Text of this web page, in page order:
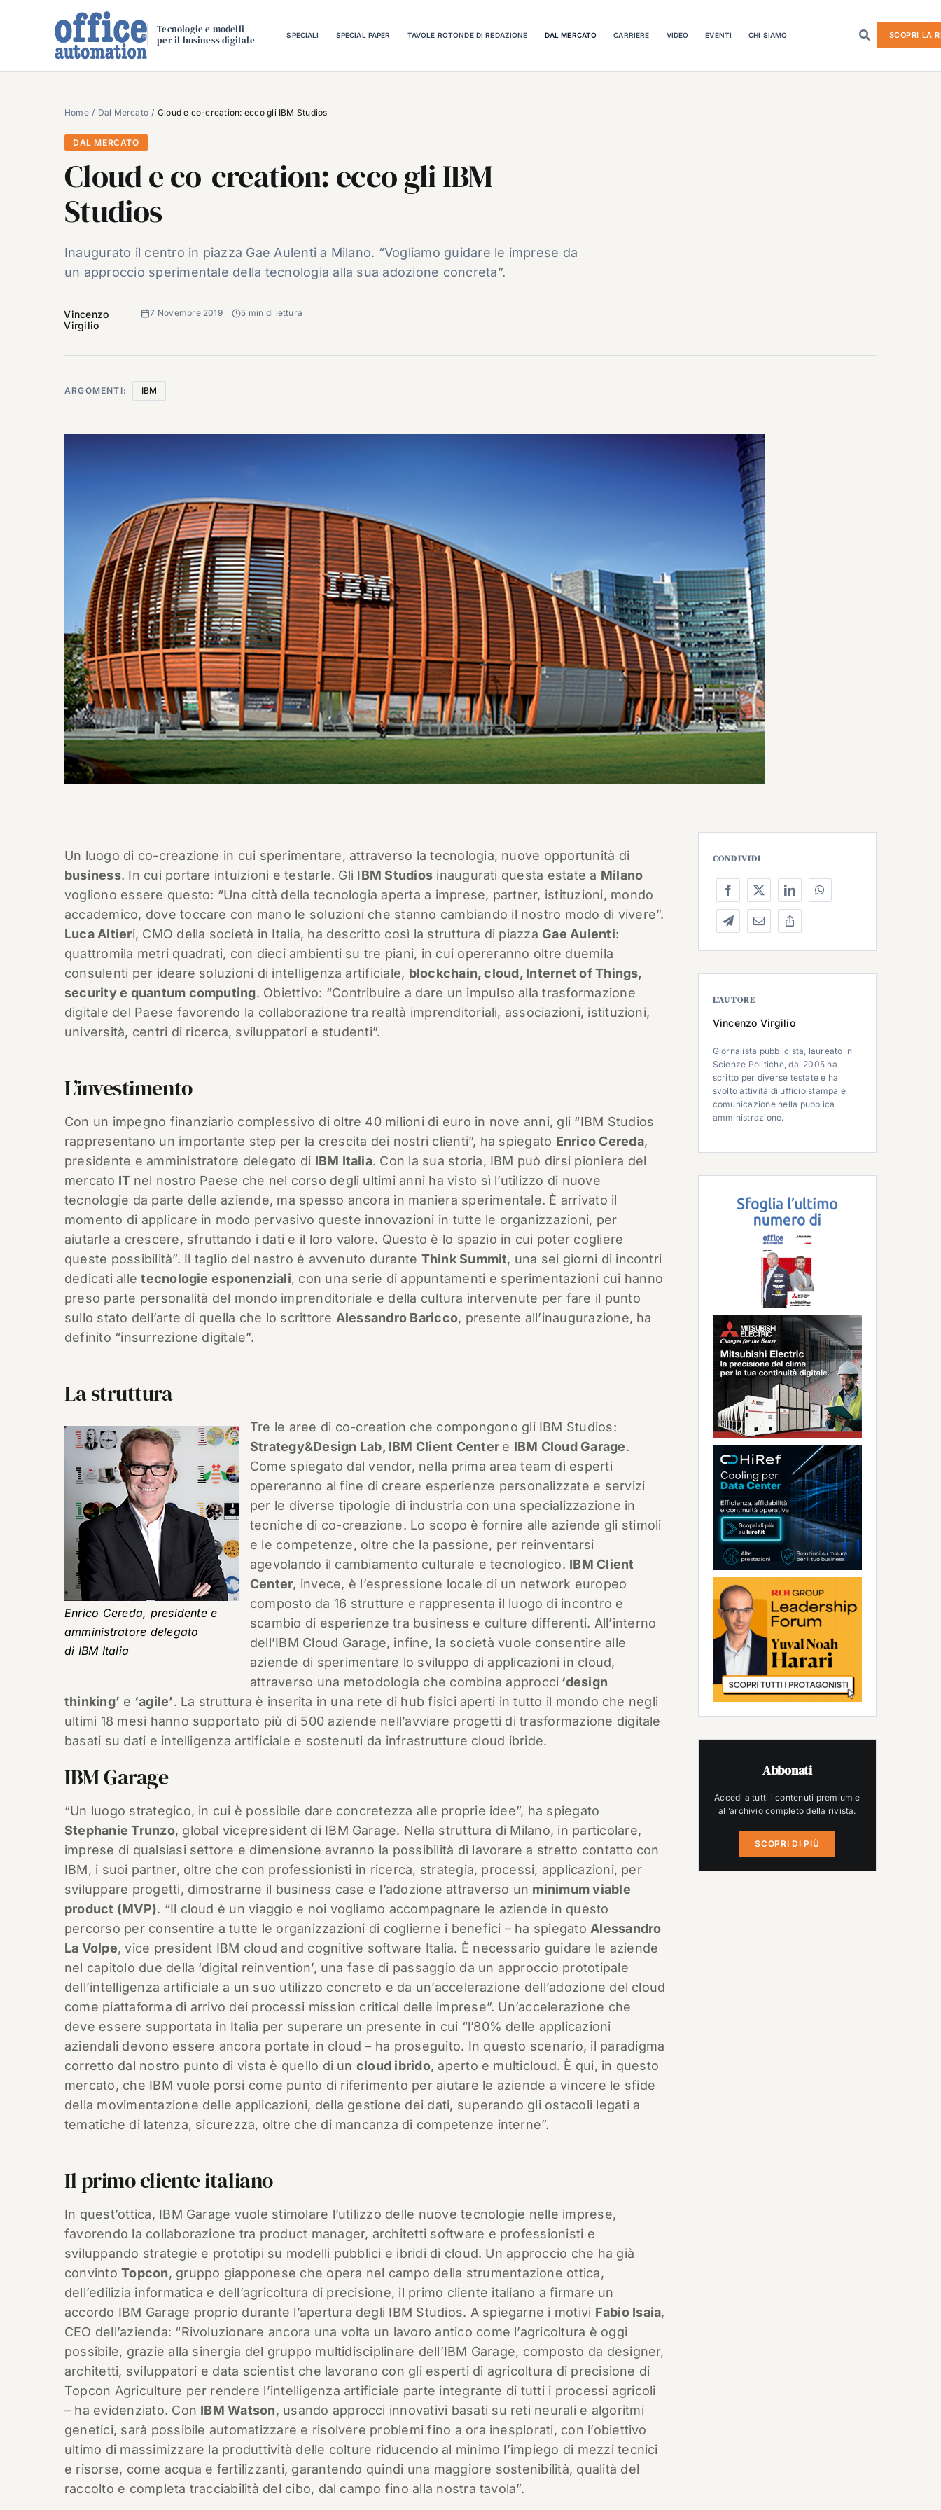
Tecnologie e modelli
per il business digitale
SPECIALI SPECIAL PAPER TAVOLE ROTONDE DI REDAZIONE DAL MERCATO CARRIERE VIDEO EVENTI CHI SIAMO SCOPRI LA
Home Dal Mercato Cloud e co-creation: ecco gli IBM Studios
DAL MERCATO
Cloud e co-creation: ecco gli IBM
Studios
Inaugurato il centro in piazza Gae Aulenti a Milano. “Vogliamo guidare le imprese da
un approccio sperimentale della tecnologia alla sua adozione concreta”.
Vincenzo
Virgilio
7 Novembre 2019 5 min di lettura
ARGOMENTI: IBM
Un luogo di co-creazione in cui sperimentare, attraverso la tecnologia, nuove opportunità di
business. In cui portare intuizioni e testarle. Gli IBM Studios inaugurati questa estate a Milano
vogliono essere questo: “Una città della tecnologia aperta a imprese, partner, istituzioni, mondo
accademico, dove toccare con mano le soluzioni che stanno cambiando il nostro modo di vivere”.
Luca Altieri, CMO della società in Italia, ha descritto così la struttura di piazza Gae Aulenti:
quattromila metri quadrati, con dieci ambienti su tre piani, in cui opereranno oltre duemila
consulenti per ideare soluzioni di intelligenza artificiale, blockchain, cloud, Internet of Things,
security e quantum computing. Obiettivo: “Contribuire a dare un impulso alla trasformazione
digitale del Paese favorendo la collaborazione tra realtà imprenditoriali, associazioni, istituzioni,
università, centri di ricerca, sviluppatori e studenti”.
L’investimento
Con un impegno finanziario complessivo di oltre 40 milioni di euro in nove anni, gli “IBM Studios
rappresentano un importante step per la crescita dei nostri clienti”, ha spiegato Enrico Cereda,
presidente e amministratore delegato di IBM Italia. Con la sua storia, IBM può dirsi pioniera del
mercato IT nel nostro Paese che nel corso degli ultimi anni ha visto sì l’utilizzo di nuove
tecnologie da parte delle aziende, ma spesso ancora in maniera sperimentale. È arrivato il
momento di applicare in modo pervasivo queste innovazioni in tutte le organizzazioni, per
aiutarle a crescere, sfruttando i dati e il loro valore. Questo è lo spazio in cui poter cogliere
queste possibilità”. Il taglio del nastro è avvenuto durante Think Summit, una sei giorni di incontri
dedicati alletecnologie esponenziali, con una serie di appuntamenti e sperimentazioni cui hanno
preso parte personalità del mondo imprenditoriale e della cultura intervenute per fare il punto
sullo stato dell’arte di quella che lo scrittore Alessandro Baricco, presente all’inaugurazione, ha
definito “insurrezione digitale”.
La struttura
Enrico Cereda, presidente e
amministratore delegato
di IBM Italia
Tre le aree di co-creation che compongono gli IBM Studios:
Strategy&Design Lab, IBM Client Center e IBM Cloud Garage.
Come spiegato dal vendor, nella prima area team di esperti
opereranno al fine di creare esperienze personalizzate e servizi
per le diverse tipologie di industria con una specializzazione in
tecniche di co-creazione. Lo scopo è fornire alle aziende gli stimoli
e le competenze, oltre che la passione, per reinventarsi
agevolando il cambiamento culturale e tecnologico. IBM Client
Center, invece, è l’espressione locale di un network europeo
composto da 16 strutture e rappresenta il luogo di incontro e
scambio di esperienze tra business e culture differenti. All’interno
dell’IBM Cloud Garage, infine, la società vuole consentire alle
aziende di sperimentare lo sviluppo di applicazioni in cloud,
attraverso una metodologia che combina approcci ‘design
thinking’ e ‘agile’. La struttura è inserita in una rete di hub fisici aperti in tutto il mondo che negli
ultimi 18 mesi hanno supportato più di 500 aziende nell’avviare progetti di trasformazione digitale
basati su dati e intelligenza artificiale e sostenuti da infrastrutture cloud ibride.
IBM Garage
“Un luogo strategico, in cui è possibile dare concretezza alle proprie idee”, ha spiegato
Stephanie Trunzo, global vicepresident di IBM Garage. Nella struttura di Milano, in particolare,
imprese di qualsiasi settore e dimensione avranno la possibilità di lavorare a stretto contatto con
IBM, i suoi partner, oltre che con professionisti in ricerca, strategia, processi, applicazioni, per
sviluppare progetti, dimostrarne il business case e l’adozione attraverso un minimum viable
product (MVP). “Il cloud è un viaggio e noi vogliamo accompagnare le aziende in questo
percorso per consentire a tutte le organizzazioni di coglierne i benefici – ha spiegato Alessandro
La Volpe, vice president IBM cloud and cognitive software Italia. È necessario guidare le aziende
nel capitolo due della ‘digital reinvention’, una fase di passaggio da un approccio prototipale
dell’intelligenza artificiale a un suo utilizzo concreto e da un’accelerazione dell’adozione del cloud
come piattaforma di arrivo dei processi mission critical delle imprese”. Un’accelerazione che
deve essere supportata in Italia per superare un presente in cui “l’80% delle applicazioni
aziendali devono essere ancora portate in cloud – ha proseguito. In questo scenario, il paradigma
corretto dal nostro punto di vista è quello di un cloud ibrido, aperto e multicloud. È qui, in questo
mercato, che IBM vuole porsi come punto di riferimento per aiutare le aziende a vincere le sfide
della movimentazione delle applicazioni, della gestione dei dati, superando gli ostacoli legati a
tematiche di latenza, sicurezza, oltre che di mancanza di competenze interne”.
Il primo cliente italiano
In quest’ottica, IBM Garage vuole stimolare l’utilizzo delle nuove tecnologie nelle imprese,
favorendo la collaborazione tra product manager, architetti software e professionisti e
sviluppando strategie e prototipi su modelli pubblici e ibridi di cloud. Un approccio che ha già
convintoTopcon, gruppo giapponese che opera nel campo della strumentazione ottica,
dell’edilizia informatica e dell’agricoltura di precisione, il primo cliente italiano a firmare un
accordo IBM Garage proprio durante l’apertura degli IBM Studios. A spiegarne i motivi Fabio Isaia,
CEO dell’azienda: “Rivoluzionare ancora una volta un lavoro antico come l’agricoltura è oggi
possibile, grazie alla sinergia del gruppo multidisciplinare dell’IBM Garage, composto da designer,
architetti, sviluppatori e data scientist che lavorano con gli esperti di agricoltura di precisione di
Topcon Agriculture per rendere l’intelligenza artificiale parte integrante di tutti i processi agricoli
– ha evidenziato. Con IBM Watson, usando approcci innovativi basati su reti neurali e algoritmi
genetici, sarà possibile automatizzare e risolvere problemi fino a ora inesplorati, con l’obiettivo
ultimo di massimizzare la produttività delle colture riducendo al minimo l’impiego di mezzi tecnici
e risorse, come acqua e fertilizzanti, garantendo quindi una maggiore sostenibilità, qualità del
raccolto e completa tracciabilità del cibo, dal campo fino alla nostra tavola”.
CONDIVIDI
L’AUTORE
Vincenzo Virgilio
Giornalista pubblicista, laureato in
Scienze Politiche, dal 2005 ha
scritto per diverse testate e ha
svolto attività di ufficio stampa e
comunicazione nella pubblica
amministrazione.
Abbonati
Accedi a tutti i contenuti premium e
all’archivio completo della rivista.
SCOPRI DI PIÙ